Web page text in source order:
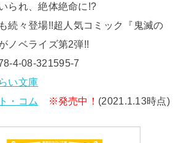
られ、絶体絶命に!?
続々登場!!超人気コミック『鬼滅の
ノベライズ第2弾!!
4-08-321595-7
い文庫
・コム
※発売中！ (2021.1.13時点)